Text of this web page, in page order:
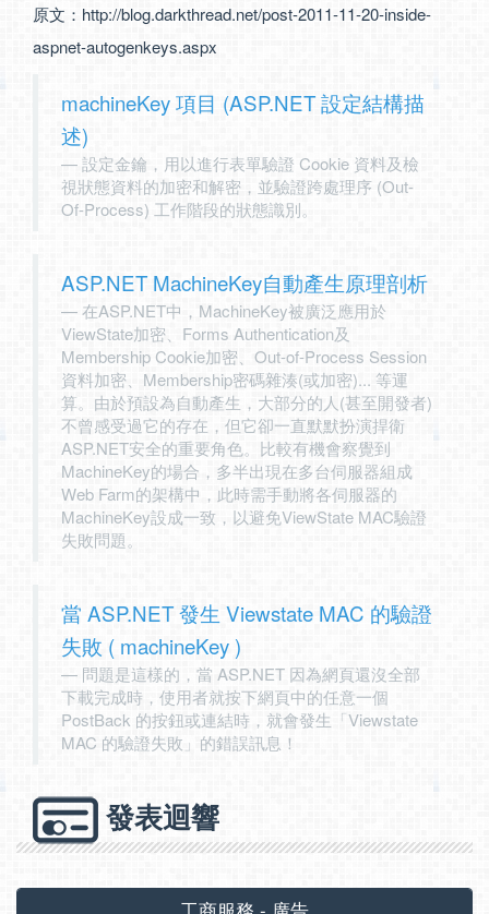
原文： http://blog.darkthread.net/post-2011-11-20-inside-
aspnet-autogenkeys.aspx
machineKey 項目 (ASP.NET 設定結構描
述)
設定金鑰，用以進行表單驗證 Cookie 資料及檢
視狀態資料的加密和解密，並驗證跨處理序 (Out-
Of-Process) 工作階段的狀態識別。
ASP.NET MachineKey自動產生原理剖析
在ASP.NET中，MachineKey被廣泛應用於
ViewState加密、Forms Authentication及
Membership Cookie加密、Out-of-Process Session
資料加密、Membership密碼雜湊(或加密)... 等運
算。由於預設為自動產生，大部分的人(甚至開發者)
不曾感受過它的存在，但它卻一直默默扮演捍衛
ASP.NET安全的重要角色。比較有機會察覺到
MachineKey的場合，多半出現在多台伺服器組成
Web Farm的架構中，此時需手動將各伺服器的
MachineKey設成一致，以避免ViewState MAC驗證
失敗問題。
當 ASP.NET 發生 Viewstate MAC 的驗證
失敗 ( machineKey )
問題是這樣的，當 ASP.NET 因為網頁還沒全部
下載完成時，使用者就按下網頁中的任意一個
PostBack 的按鈕或連結時，就會發生「Viewstate
MAC 的驗證失敗」的錯誤訊息！
發表迴響
工商服務 - 廣告